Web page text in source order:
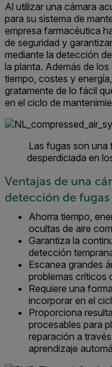
Al utilizar una cámara
para su sistema de
empresa farmacéutica
de seguridad y
mediante la detección
la planta. Además de
tiempo, costes y
gratamente de lo fácil
en el ciclo de
Las fugas son una
desperdiciada en
Ventajas de una
detección de fugas
Ahorra tiempo,
ocultas de aire
Garantiza la
detección
Escanea grandes
problemas críticos
Requiere una
incorporar en el
Proporciona
procesables para
reparación a
aprendizaje